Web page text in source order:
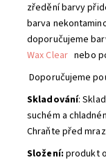
zředění barvy
barva
doporučujeme
Wax Clear nebo
Doporučujeme
Skladování:
suchém a
Chraňte před
Složení: produkt